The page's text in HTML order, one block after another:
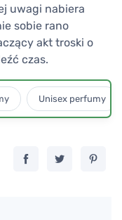
uwagi nabiera
sobie rano
akt troski o
czas.
Unisex perfumy